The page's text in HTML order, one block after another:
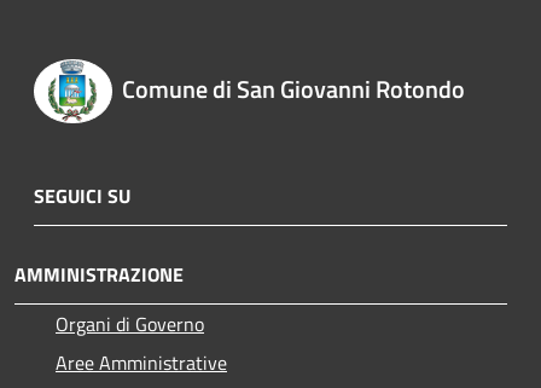
Comune di San Giovanni Rotondo
SEGUICI SU
AMMINISTRAZIONE
Organi di Governo
Aree Amministrative